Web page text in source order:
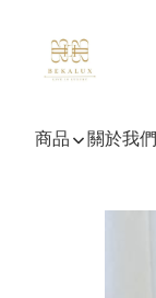
商品 關於我們